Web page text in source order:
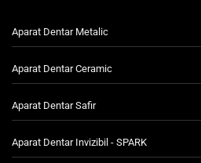
Aparat Dentar Metalic
Aparat Dentar Ceramic
Aparat Dentar Safir
Aparat Dentar Invizibil - SPARK